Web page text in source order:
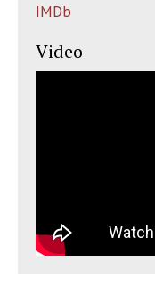
IMDb
Video